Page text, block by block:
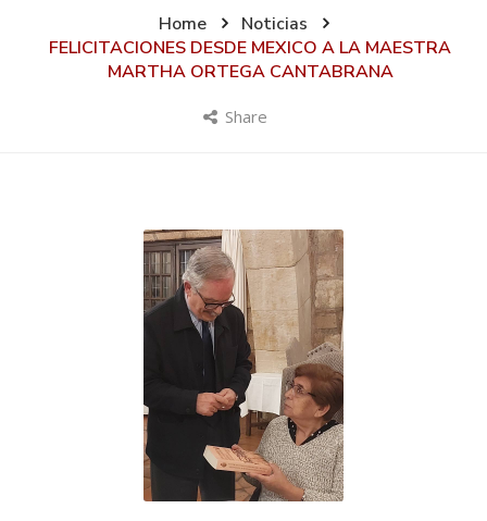
Home
Noticias
FELICITACIONES DESDE MEXICO A LA MAESTRA
MARTHA ORTEGA CANTABRANA
Share